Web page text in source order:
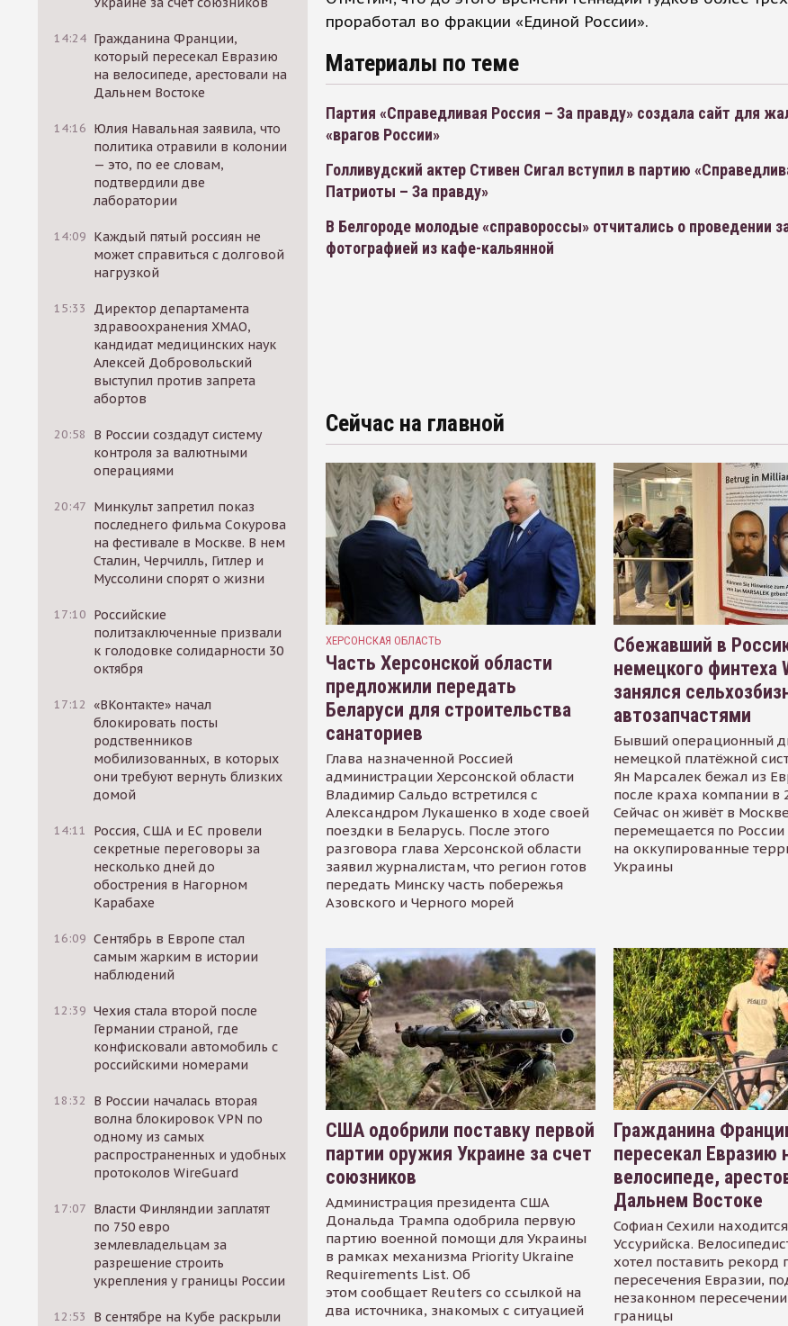
14:24 Гражданина Франции,
который пересекал Евразию
на велосипеде, арестовали на
Дальнем Востоке
14:16 Юлия Навальная заявила, что
политика отравили в колонии
— это, по ее словам,
подтвердили две
лаборатории
14:09 Каждый пятый россиян не
может справиться с долговой
нагрузкой
15:33
Директор департамента
здравоохранения ХМАО,
кандидат медицинских наук
Алексей Добровольский
выступил против запрета
абортов
20:58
В России создадут систему
контроля за валютными
операциями
20:47 Минкульт запретил показ
последнего фильма Сокурова
на фестивале в Москве. В нем
Сталин, Черчилль, Гитлер и
Муссолини спорят о жизни
17:10 Российские
политзаключенные призвали
к голодовке солидарности 30
октября
17:12 «ВКонтакте» начал
блокировать посты
родственников
мобилизованных, в которых
они требуют вернуть близких
домой
14:11
Россия, США и ЕС провели
секретные переговоры за
несколько дней до
обострения в Нагорном
Карабахе
16:09 Сентябрь в Европе стал
самым жарким в истории
наблюдений
12:39 Чехия стала второй после
Германии страной, где
конфисковали автомобиль с
российскими номерами
18:32
В России началась вторая
волна блокировок VPN по
одному из самых
распространенных и удобных
протоколов WireGuard
17:07 Власти Финляндии заплатят
по 750 евро
землевладельцам за
разрешение строить
укрепления у границы России
12:53
В сентябре на Кубе раскрыли
проработал во фракции «Единой России».
Материалы по теме
Партия «Справедливая Россия – За правду» создала сайт для
«врагов России»
Голливудский актер Стивен Сигал вступил в партию
Патриоты – За правду»
В Белгороде молодые «справороссы» отчитались о проведении
фотографией из кафе-кальянной
Сейчас на главной
ХЕРСОНСКАЯ ОБЛАСТЬ
Часть Херсонской области
предложили передать
Беларуси для строительства
санаториев
Глава назначенной Россией
администрации Херсонской области
Владимир Сальдо встретился с
Александром Лукашенко в ходе своей
поездки в Беларусь. После этого
разговора глава Херсонской области
заявил журналистам, что регион готов
передать Минску часть побережья
Азовского и Черного морей
Сбежавший в
немецкого финтеха
занялся
автозапчастями
Бывший операционный
немецкой платёжной
Ян Марсалек бежал из
после краха компании в
Сейчас он живёт в
перемещается по
на оккупированные
Украины
США одобрили поставку первой
партии оружия Украине за счет
союзников
Администрация президента США
Дональда Трампа одобрила первую
партию военной помощи для Украины
в рамках механизма Priority Ukraine
Requirements List. Об
этом сообщает Reuters со ссылкой на
два источника, знакомых с ситуацией
Гражданина
пересекал Евразию
велосипеде,
Дальнем Востоке
Софиан Сехили
Уссурийска.
хотел поставить рекорд
пересечения Евразии,
незаконном
границы